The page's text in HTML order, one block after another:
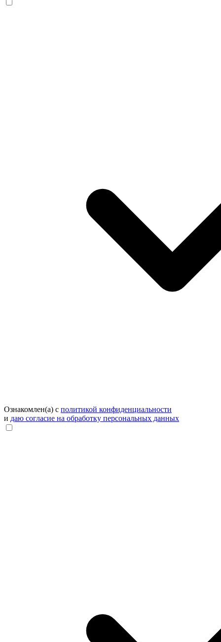
Ознакомлен(а) с политикой конфиденциальности
и даю согласие на обработку персональных данных